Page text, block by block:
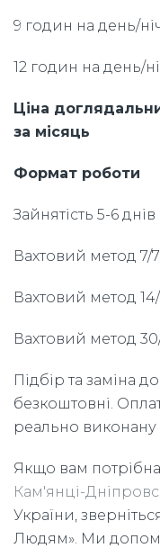
9 годин на день/
12 годин на день/
Ціна
за місяць
Формат роботи
Зайнятість 5-6
Вахтовий метод 7/
Вахтовий метод 14/
Вахтовий метод
Підбір та заміна
безкоштовні.
реально виконану
Якщо вам
Кам'янці-
України,
Людям». Ми